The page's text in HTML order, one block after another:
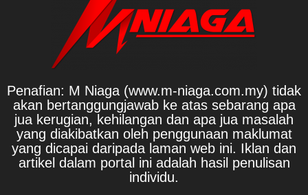
Penafian: M Niaga (www.m-niaga.com.my) tidak
akan bertanggungjawab ke atas sebarang apa
jua kerugian, kehilangan dan apa jua masalah
yang diakibatkan oleh penggunaan maklumat
yang dicapai daripada laman web ini. Iklan dan
artikel dalam portal ini adalah hasil penulisan
individu.